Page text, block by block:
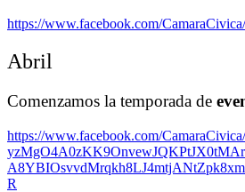
https://www.facebook.com/
Abril
Comenzamos la temporada de
https://www.facebook.com/
R